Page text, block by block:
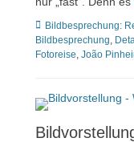
Kategorien
Bildbesprechung:
Bildbesprechung,
Fotoreise, João